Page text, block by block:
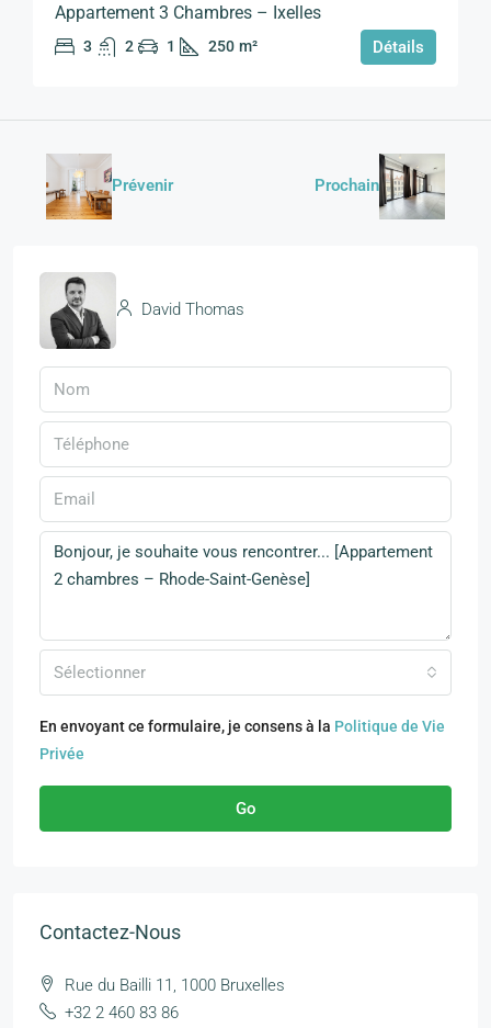
Appartement 3 Chambres – Ixelles
3 2 1 250 m² Détails
Prévenir Prochain
David Thomas
Sélectionner
En envoyant ce formulaire, je consens à la Politique de Vie
Privée
Go
Contactez-Nous
Rue du Bailli 11, 1000 Bruxelles
+32 2 460 83 86